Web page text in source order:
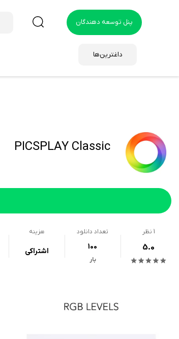
پنل توسعه دهندگان
داغترین‌ها
PICSPLAY Classic
1 نظر
5.0
تعداد دانلود
100
بار
هزینه
اشتراکی